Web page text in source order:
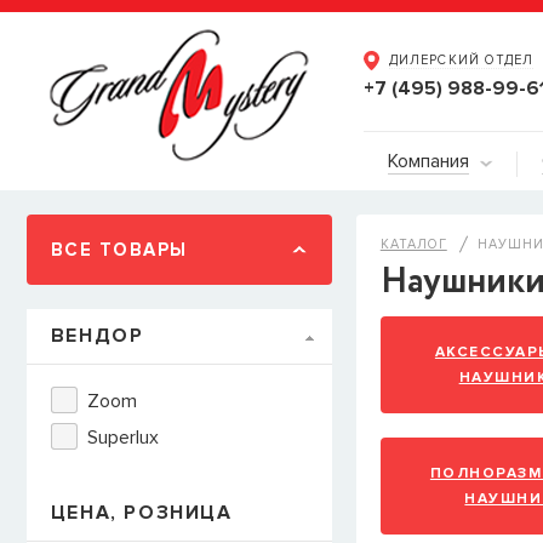
ДИЛЕРСКИЙ ОТДЕЛ
+7 (495) 988-99-
Компания
ВСЕ ТОВАРЫ
ВЕНДОР
Zoom
Superlux
ЦЕНА, РОЗНИЦА
КАТАЛОГ